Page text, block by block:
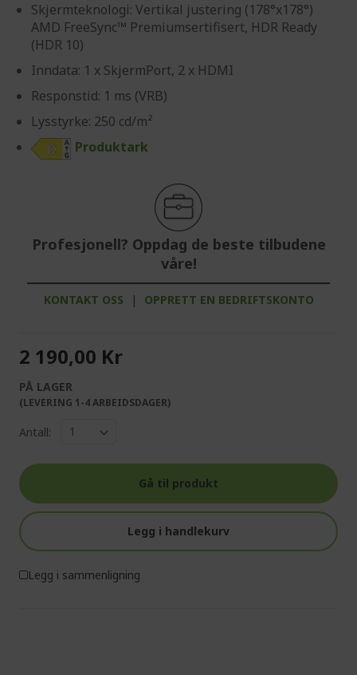
Skjermteknologi: Vertikal justering (178°x178°)
AMD FreeSync™ Premiumsertifisert, HDR Ready
(HDR 10)
Inndata: 1 x SkjermPort, 2 x HDMI
Responstid: 1 ms (VRB)
Lysstyrke: 250 cd/m²
Produktark
Profesjonell? Oppdag de beste tilbudene
våre!
KONTAKT OSS | OPPRETT EN BEDRIFTSKONTO
2 190,00 Kr
PÅ LAGER
(LEVERING 1-4 ARBEIDSDAGER)
Antall:
Gå til produkt
Legg i handlekurv
Legg i sammenligning